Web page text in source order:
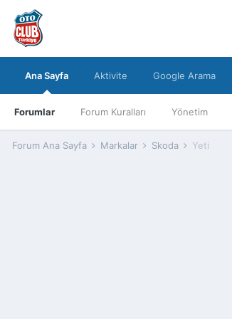
Ana Sayfa
Forumlar Forum Kuralları Yönetim
Aktivite Google Arama
Forum Ana Sayfa Markalar Skoda Yeti